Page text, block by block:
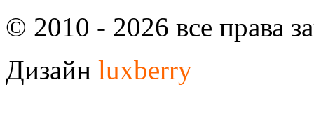
© 2010 - 2026 все права
Дизайн luxberry